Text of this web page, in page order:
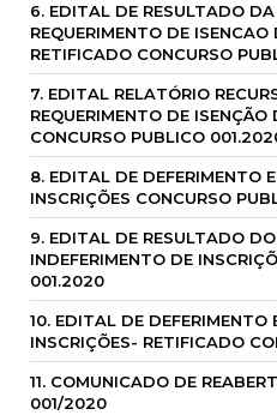
6. EDITAL DE RESULTADO
REQUERIMENTO DE
RETIFICADO CONCURSO
7. EDITAL RELATÓRIO
REQUERIMENTO DE
CONCURSO PUBLICO
8. EDITAL DE DEFERIMENTO
INSCRIÇÕES CONCURSO
9. EDITAL DE RESULTADO
INDEFERIMENTO DE
001.2020
10. EDITAL DE DEFERIMENTO
INSCRIÇÕES- RETIFICADO
11. COMUNICADO DE
001/2020